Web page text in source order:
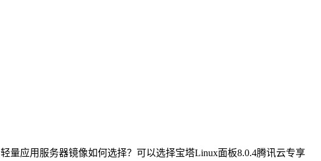
量应用服务器镜像如何选择？可以选择宝塔Linux面板8.0.4腾讯云专享